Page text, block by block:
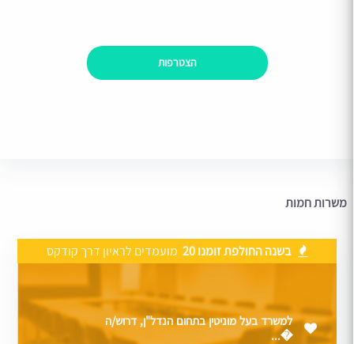
הצטרפות
משרות חמות
בשנה החולפת זומנו 20 מועמדים לראיון דרך קודקס
למשרד בעל מוניטין בתחום הנדל"ן, דרוש/ה
�...